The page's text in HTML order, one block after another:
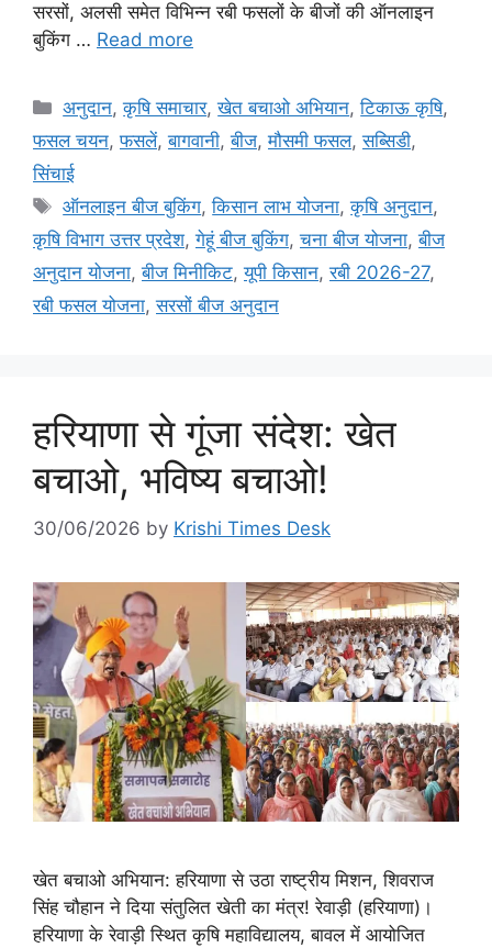
सरसों, अलसी समेत विभिन्न रबी फसलों के बीजों की ऑनलाइन
बुकिंग … Read more
अनुदान,कृषि समाचार,खेत बचाओ अभियान,टिकाऊ कृषि,
फसल चयन,फसलें,बागवानी,बीज,मौसमी फसल,सब्सिडी,
सिंचाई
ऑनलाइन बीज बुकिंग,किसान लाभ योजना,कृषि अनुदान,
कृषि विभाग उत्तर प्रदेश,गेहूं बीज बुकिंग,चना बीज योजना,बीज
अनुदान योजना,बीज मिनीकिट,यूपी किसान,रबी 2026-27,
रबी फसल योजना,सरसों बीज अनुदान
हरियाणा से गूंजा संदेश: खेत
बचाओ, भविष्य बचाओ!
30/06/2026 by Krishi Times Desk
खेत बचाओ अभियान: हरियाणा से उठा राष्ट्रीय मिशन, शिवराज
सिंह चौहान ने दिया संतुलित खेती का मंत्र! रेवाड़ी (हरियाणा)।
हरियाणा के रेवाड़ी स्थित कृषि महाविद्यालय, बावल में आयोजित